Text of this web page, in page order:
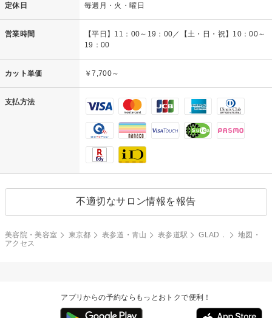
定休日 毎週月・火・曜日
営業時間
【平日】11：00～19：00／【土・日・祝】10：00～
19：00
カット単価 ￥7,700～
支払方法
不適切なサロン情報を報告
美容院・美容室 東京都 表参道・青山 表参道駅 GLAD．
地図・
アクセス
アプリからの予約ならもっとおトクで便利！